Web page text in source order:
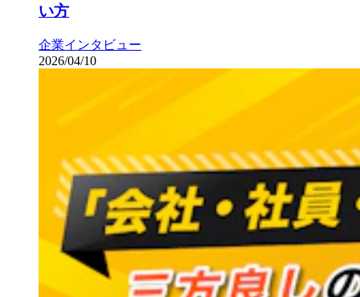
い方
企業インタビュー
2026/04/10